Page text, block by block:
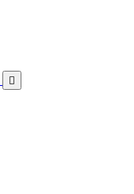
